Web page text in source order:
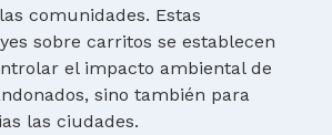
comunidades. Estas
sobre carritos se establecen
el impacto ambiental de
sino también para
las ciudades.